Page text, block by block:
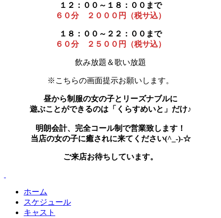
１２：００～１８：００まで
６０分 ２０００円（税サ込）
１８：００～２２：００まで
６０分 ２５００円（税サ込）
飲み放題＆歌い放題
※こちらの画面提示お願いします。
昼から制服の女の子とリーズナブルに
遊ぶことができるのは「くらすめいと」だけ♪
明朗会計、完全コール制で営業致します！
当店の女の子に癒されに来てください(^_-)-☆
ご来店お待ちしています。
ホーム
スケジュール
キャスト